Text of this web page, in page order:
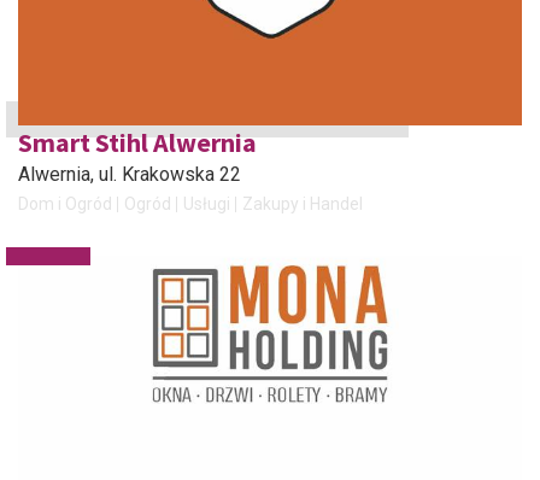
Smart Stihl Alwernia
Alwernia, ul. Krakowska 22
Dom i Ogród Ogród Usługi Zakupy i Handel